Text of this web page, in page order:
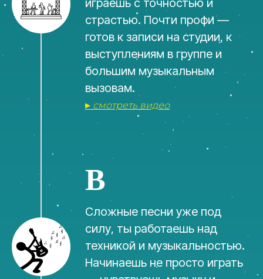
страстью. Почти профи —
готов к записи на студии, к
выступлениям в группе и
большим музыкальным
вызовам.
▸ смотреть видео
B
Сложные песни уже под
силу, ты работаешь над
техникой и музыкальностью.
Начинаешь не просто играть